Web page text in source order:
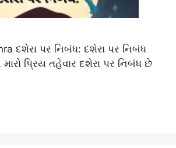
દશેરા પર નિબંધ: દશેરા પર નિબંધ
પ્રિય તહેવાર દશેરા પર નિબંધ છે